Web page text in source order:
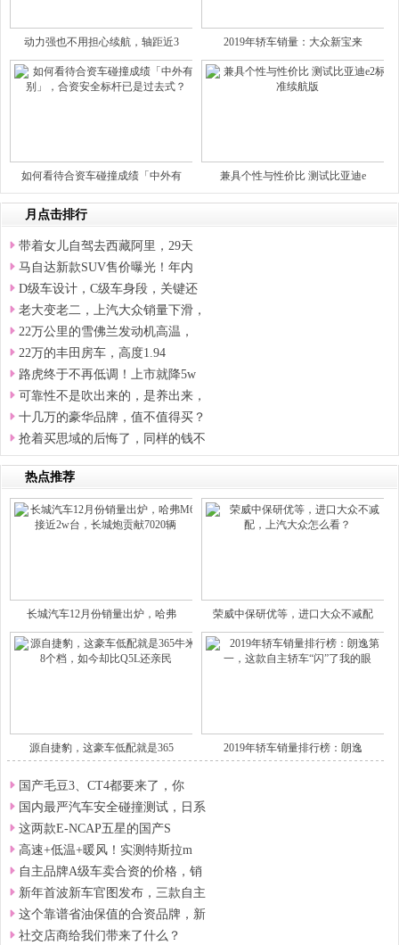
动力强也不用担心续航，轴距近3 2019年轿车销量：大众新宝来
如何看待合资车碰撞成绩「中外有 兼具个性与性价比 测试比亚迪e
月点击排行
带着女儿自驾去西藏阿里，29天
马自达新款SUV售价曝光！年内
D级车设计，C级车身段，关键还
老大变老二，上汽大众销量下滑，
22万公里的雪佛兰发动机高温，
22万的丰田房车，高度1.94
路虎终于不再低调！上市就降5w
可靠性不是吹出来的，是养出来，
十几万的豪华品牌，值不值得买？
抢着买思域的后悔了，同样的钱不
热点推荐
长城汽车12月份销量出炉，哈弗 荣威中保研优等，进口大众不减配
源自捷豹，这豪车低配就是365 2019年轿车销量排行榜：朗逸
国产毛豆3、CT4都要来了，你
国内最严汽车安全碰撞测试，日系
这两款E-NCAP五星的国产S
高速+低温+暖风！实测特斯拉m
自主品牌A级车卖合资的价格，销
新年首波新车官图发布，三款自主
这个靠谱省油保值的合资品牌，新
社交店商给我们带来了什么？